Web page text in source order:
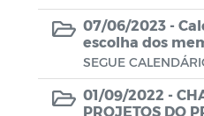
07/06/2023 -
escolha dos
SEGUE
01/09/2022 -
PROJETOS DO